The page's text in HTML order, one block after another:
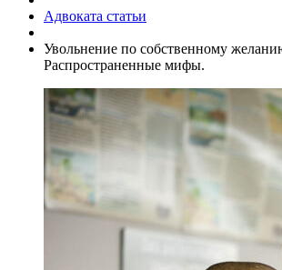
Адвоката статьи
Увольнение по собственному
Распространенные мифы.